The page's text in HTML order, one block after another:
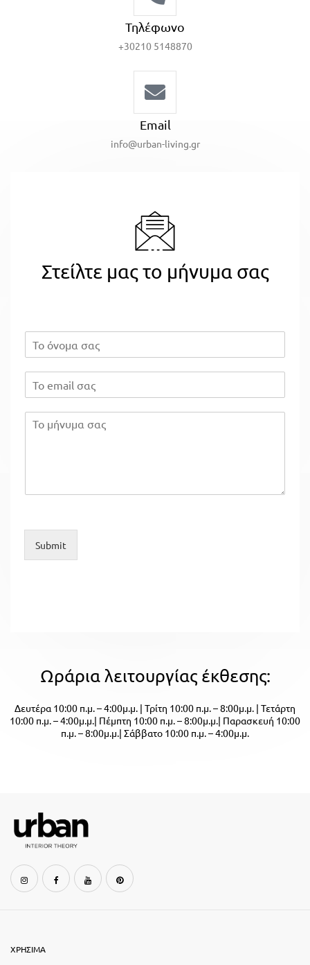
Τηλέφωνο
+30210 5148870
Email
info@urban-living.gr
Στείλτε μας το μήνυμα σας
Submit
Ωράρια λειτουργίας έκθεσης:
Δευτέρα 10:00 π.μ. – 4:00μ.μ. | Τρίτη 10:00 π.μ. – 8:00μ.μ. | Τετάρτη
10:00 π.μ. – 4:00μ.μ.| Πέμπτη 10:00 π.μ. – 8:00μ.μ.| Παρασκευή 10:00
π.μ. – 8:00μ.μ.| Σάββατο 10:00 π.μ. – 4:00μ.μ.
ΧΡΗΣΙΜΑ